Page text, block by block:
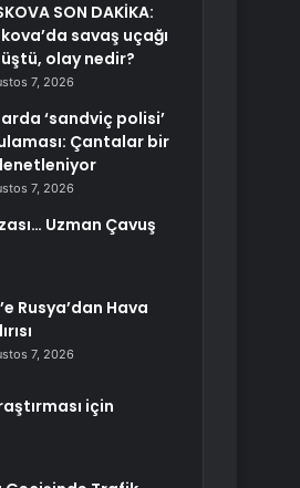
SON DAKİKA:
savaş uçağı
olay nedir?
7, 2026
‘sandviç polisi’
Çantalar bir
7, 2026
Uzman Çavuş
Rusya’dan Hava
7, 2026
için